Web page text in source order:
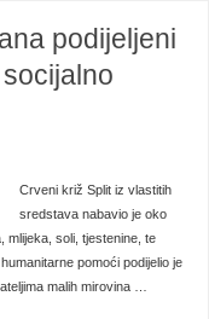
podijeljeni
Crveni križ Split iz vlastitih
sredstava nabavio je oko
mlijeka, soli, tjestenine, te
pomoći podijelio je
malih mirovina …